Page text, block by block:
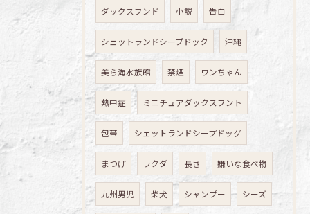
ダックスフンド 小説 告白
シェットランドシープドック 沖縄
美ら海水族館 禁煙 ワンちゃん
熱中症 ミニチュアダックスフント
包帯 シェットランドシープドッグ
まつげ ラクダ 長さ 嫌いな食べ物
九州男児 柴犬 シャンプー シーズ